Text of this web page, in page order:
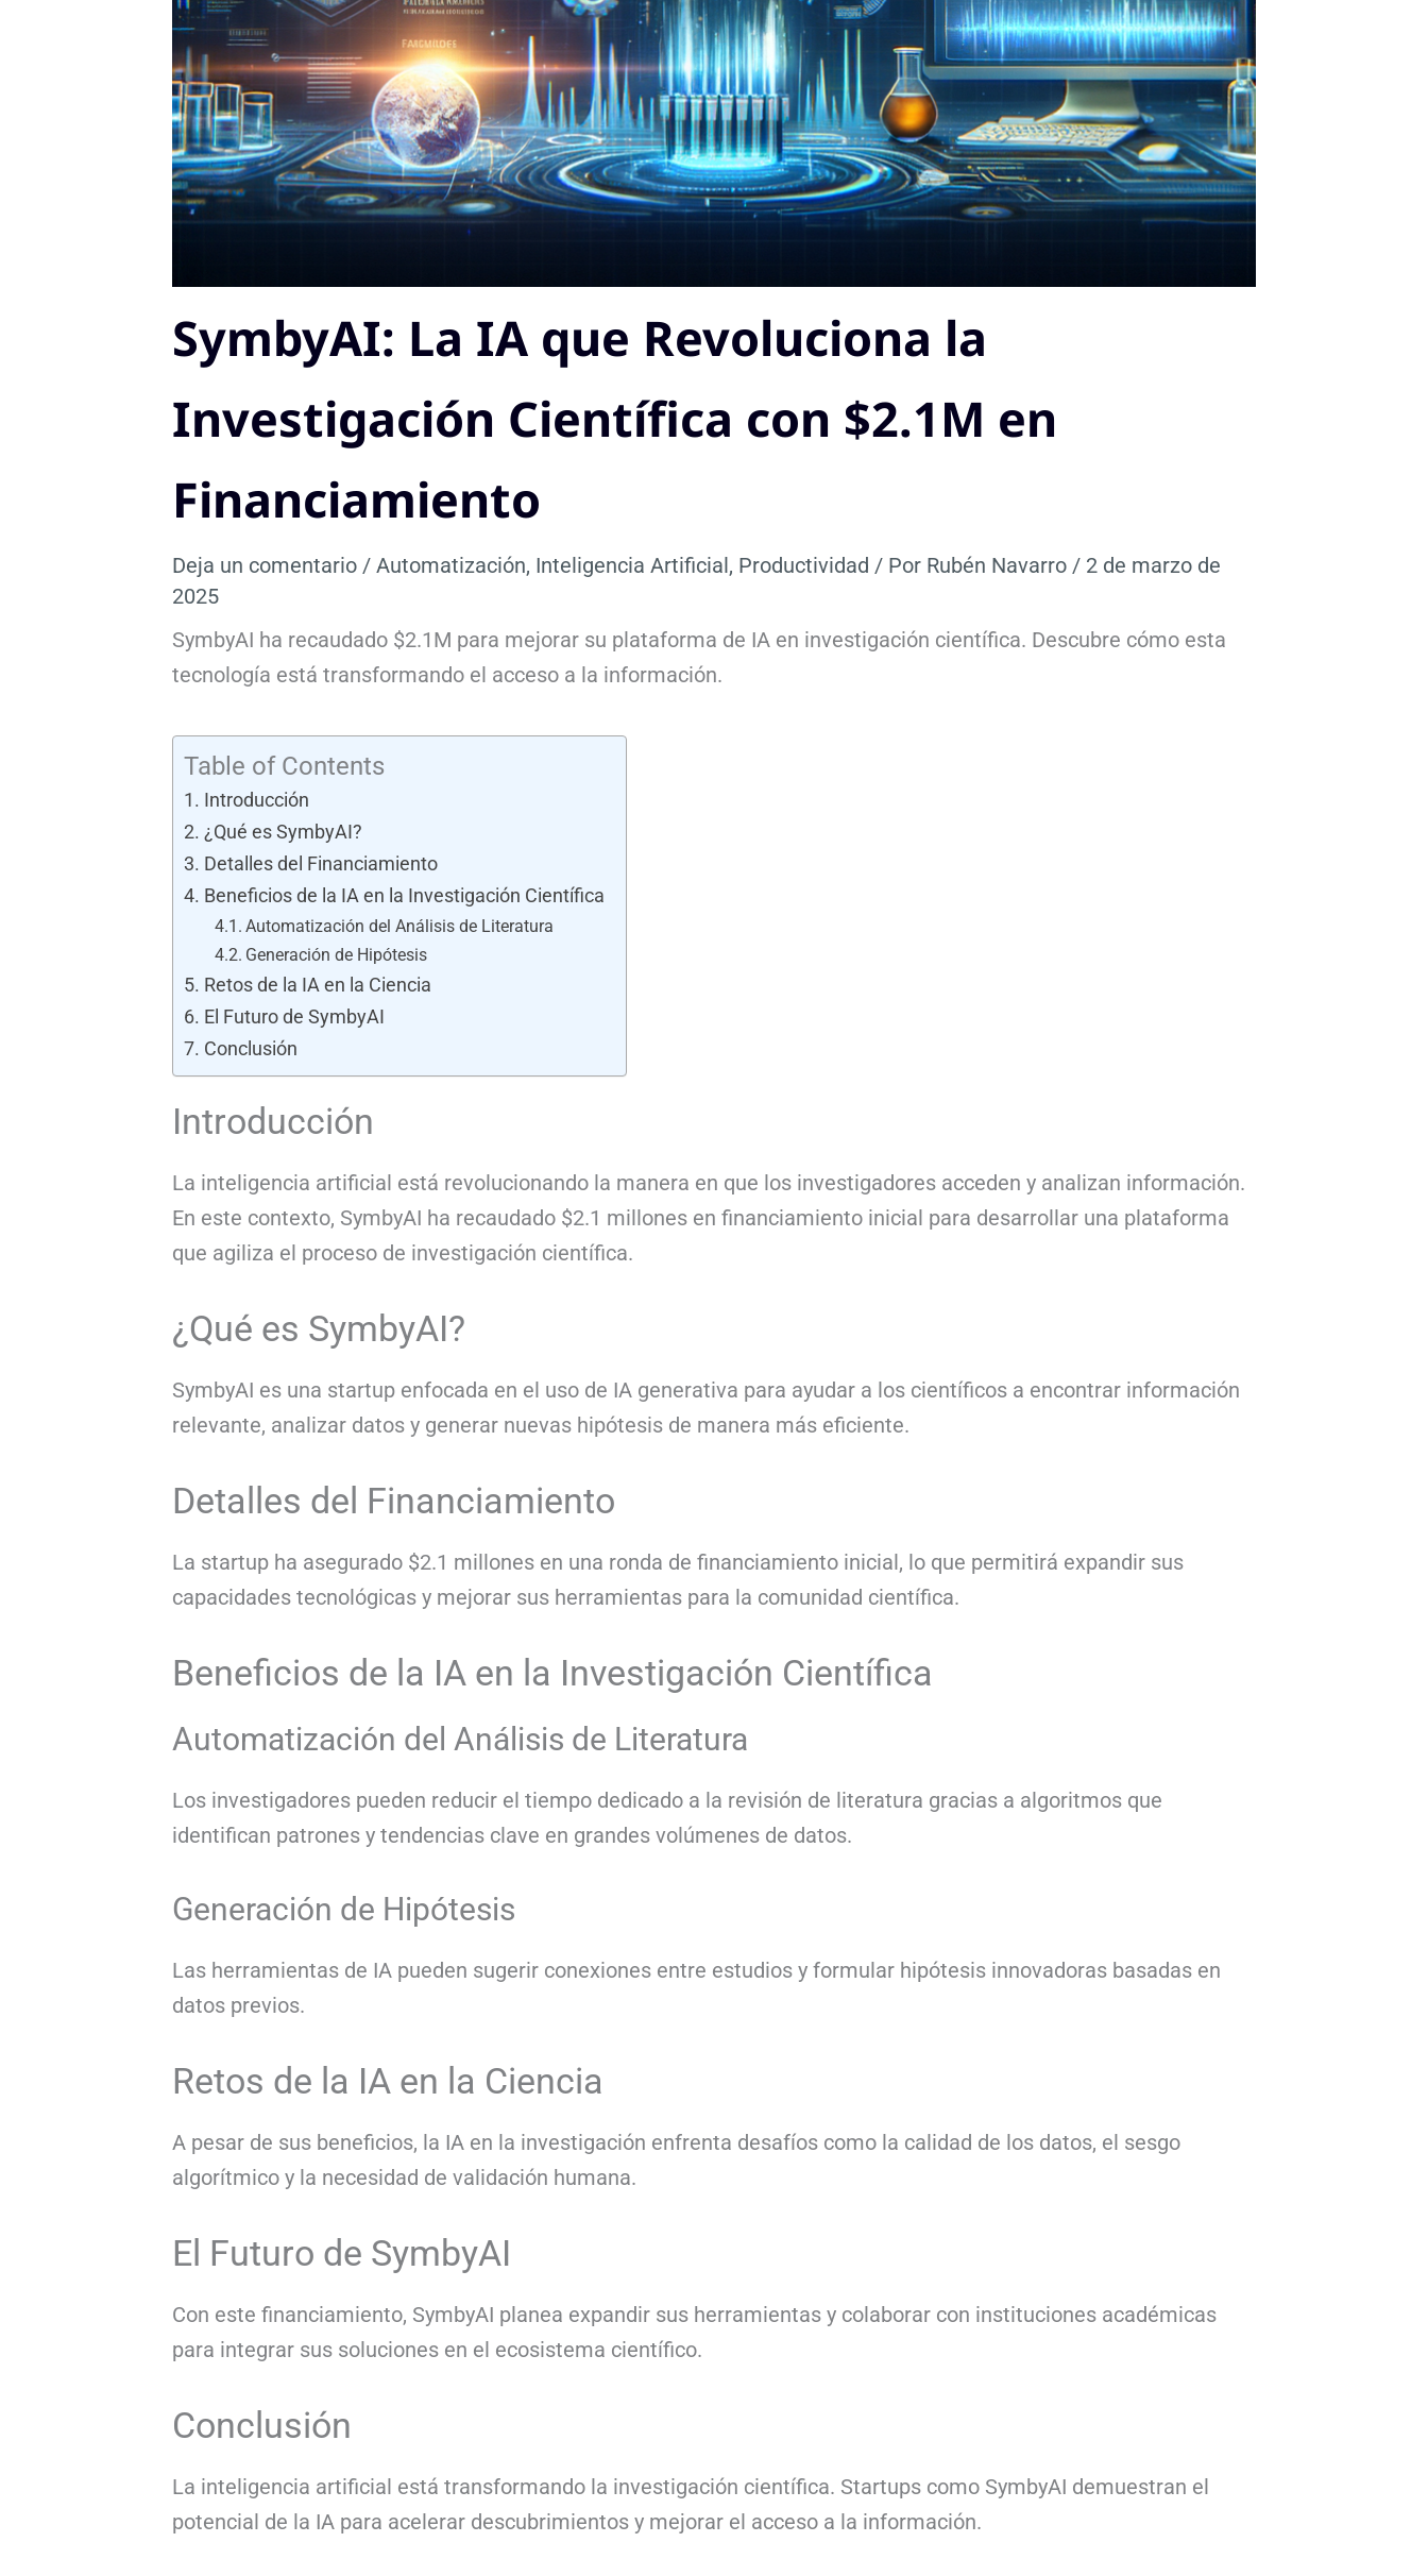
SymbyAI: La IA que Revoluciona la
Investigación Científica con $2.1M en
Financiamiento
Deja un comentario / Automatización, Inteligencia Artificial, Productividad / Por Rubén Navarro / 2 de marzo de
2025
SymbyAI ha recaudado $2.1M para mejorar su plataforma de IA en investigación científica. Descubre cómo esta
tecnología está transformando el acceso a la información.
Table of Contents
Introducción
¿Qué es SymbyAI?
Detalles del Financiamiento
Beneficios de la IA en la Investigación Científica
Automatización del Análisis de Literatura
Generación de Hipótesis
Retos de la IA en la Ciencia
El Futuro de SymbyAI
Conclusión
Introducción
La inteligencia artificial está revolucionando la manera en que los investigadores acceden y analizan información.
En este contexto, SymbyAI ha recaudado $2.1 millones en financiamiento inicial para desarrollar una plataforma
que agiliza el proceso de investigación científica.
¿Qué es SymbyAI?
SymbyAI es una startup enfocada en el uso de IA generativa para ayudar a los científicos a encontrar información
relevante, analizar datos y generar nuevas hipótesis de manera más eficiente.
Detalles del Financiamiento
La startup ha asegurado $2.1 millones en una ronda de financiamiento inicial, lo que permitirá expandir sus
capacidades tecnológicas y mejorar sus herramientas para la comunidad científica.
Beneficios de la IA en la Investigación Científica
Automatización del Análisis de Literatura
Los investigadores pueden reducir el tiempo dedicado a la revisión de literatura gracias a algoritmos que
identifican patrones y tendencias clave en grandes volúmenes de datos.
Generación de Hipótesis
Las herramientas de IA pueden sugerir conexiones entre estudios y formular hipótesis innovadoras basadas en
datos previos.
Retos de la IA en la Ciencia
A pesar de sus beneficios, la IA en la investigación enfrenta desafíos como la calidad de los datos, el sesgo
algorítmico y la necesidad de validación humana.
El Futuro de SymbyAI
Con este financiamiento, SymbyAI planea expandir sus herramientas y colaborar con instituciones académicas
para integrar sus soluciones en el ecosistema científico.
Conclusión
La inteligencia artificial está transformando la investigación científica. Startups como SymbyAI demuestran el
potencial de la IA para acelerar descubrimientos y mejorar el acceso a la información.